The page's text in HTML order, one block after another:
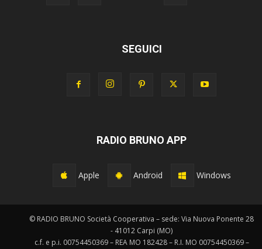
SEGUICI
RADIO BRUNO APP
Apple Android Windows
© RADIO BRUNO Società Cooperativa – sede: Via Nuova Ponente 28
- 41012 Carpi (MO)
c.f. e p.i. 00754450369 – REA MO 182428 – R.I. MO 00754450369 –